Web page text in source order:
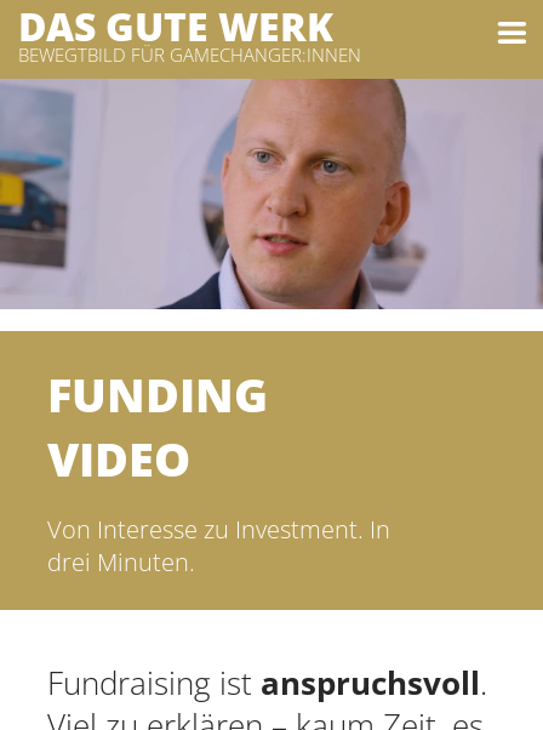
DAS GUTE WERK
BEWEGTBILD FÜR GAMECHANGER:INNEN
FUNDING
VIDEO
Von Interesse zu Investment. In
drei Minuten.
Fundraising ist anspruchsvoll.